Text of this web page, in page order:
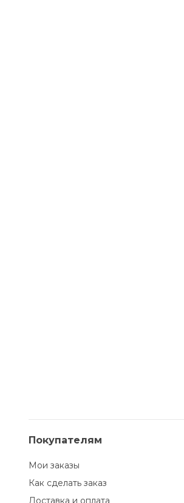
Покупателям
Мои заказы
Как сделать заказ
Доставка и оплата